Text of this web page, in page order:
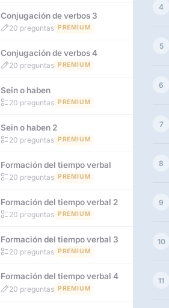
Conjugación de verbos 3
20 preguntas PREMIUM
Conjugación de verbos 4
20 preguntas PREMIUM
Sein o haben
20 preguntas PREMIUM
Sein o haben 2
20 preguntas PREMIUM
Formación del tiempo verbal
20 preguntas PREMIUM
Formación del tiempo verbal 2
20 preguntas PREMIUM
Formación del tiempo verbal 3
20 preguntas PREMIUM
Formación del tiempo verbal 4
20 preguntas PREMIUM
4
5
6
7
8
9
10
11